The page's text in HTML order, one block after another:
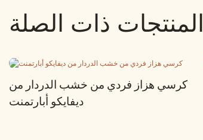
المنتجات ذات الصلة
كرسي هزاز فردي من خشب الدردار من
ديفايكو أبارتمنت